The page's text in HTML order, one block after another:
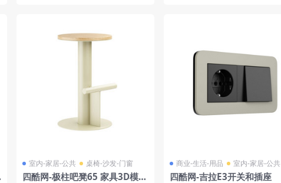
室内-家居-公共 桌椅-沙发-门窗
四酷网-极柱吧凳65 家具3D模型
商业-生活-用品 室内-家居-公共
四酷网-吉拉E3开关和插座